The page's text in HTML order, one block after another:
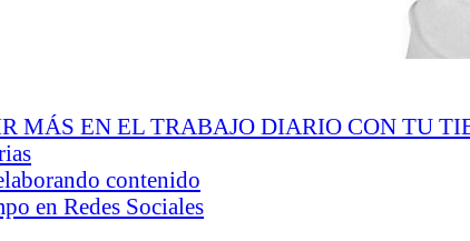
MÁS EN EL TRABAJO DIARIO CON TU
contenido
en Redes Sociales